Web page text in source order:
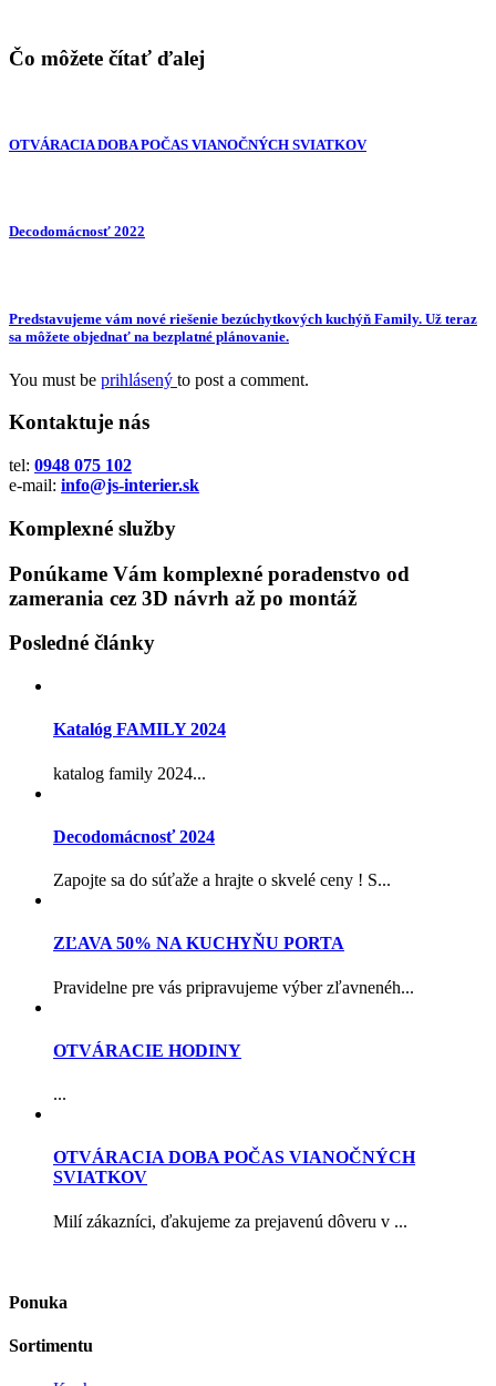
Čo môžete čítať ďalej
OTVÁRACIA DOBA POČAS VIANOČNÝCH SVIATKOV
Decodomácnosť 2022
Predstavujeme vám nové riešenie bezúchytkových kuchýň Family. Už teraz
sa môžete objednať na bezplatné plánovanie.
You must be prihlásený to post a comment.
Kontaktuje nás
tel: 0948 075 102
e-mail: info@js-interier.sk
Komplexné služby
Ponúkame Vám komplexné poradenstvo od
zamerania cez 3D návrh až po montáž
Posledné články
Katalóg FAMILY 2024
katalog family 2024...
Decodomácnosť 2024
Zapojte sa do súťaže a hrajte o skvelé ceny ! S...
ZĽAVA 50% NA KUCHYŇU PORTA
Pravidelne pre vás pripravujeme výber zľavnenéh...
OTVÁRACIE HODINY
...
OTVÁRACIA DOBA POČAS VIANOČNÝCH
SVIATKOV
Milí zákazníci, ďakujeme za prejavenú dôveru v ...
Ponuka
Sortimentu